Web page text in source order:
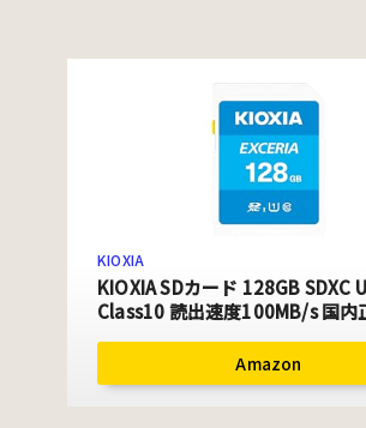
KIOXIA
KIOXIA SDカード 128GB SDXC
Class10 読出速度100MB/s 国内
Amazon